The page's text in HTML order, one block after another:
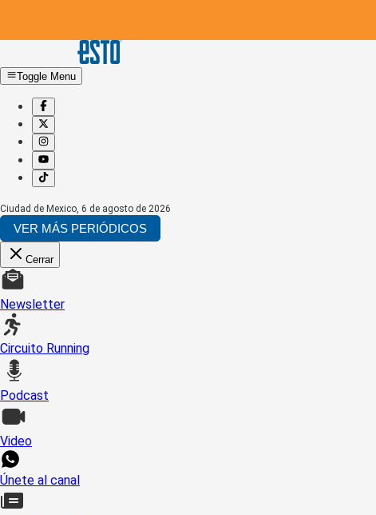
Toggle Menu
Ciudad de Mexico, 6 de agosto de 2026
VER MÁS PERIÓDICOS
Cerrar
Newsletter
Circuito Running
Podcast
Video
Únete al canal